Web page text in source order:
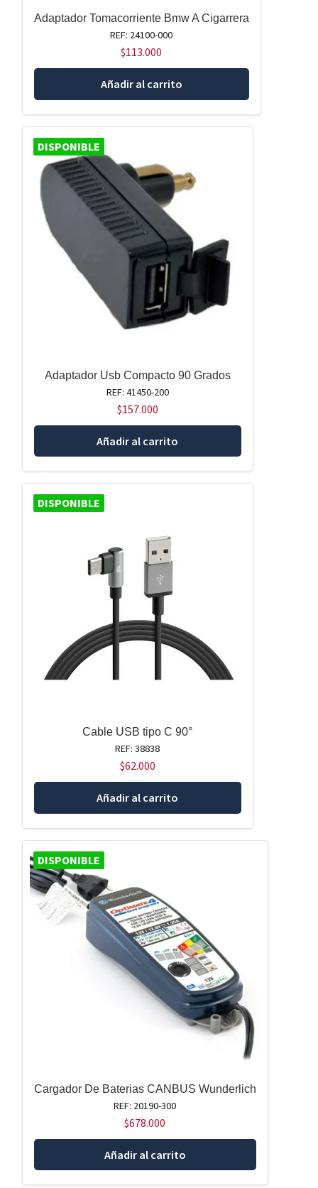
Adaptador Tomacorriente Bmw A Cigarrera
REF: 24100-000
$113.000
Añadir al carrito
DISPONIBLE
Adaptador Usb Compacto 90 Grados
REF: 41450-200
$157.000
Añadir al carrito
DISPONIBLE
Cable USB tipo C 90°
REF: 38838
$62.000
Añadir al carrito
DISPONIBLE
Cargador De Baterias CANBUS Wunderlich
REF: 20190-300
$678.000
Añadir al carrito